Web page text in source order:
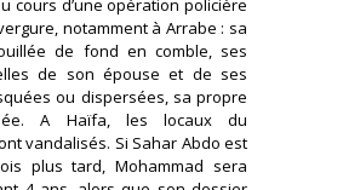
cours d’une opération policière
notamment à Arrabe : sa
de fond en comble, ses
de son épouse et de ses
ou dispersées, sa propre
A Haïfa, les locaux du
vandalisés. Si Sahar Abdo est
plus tard, Mohammad sera